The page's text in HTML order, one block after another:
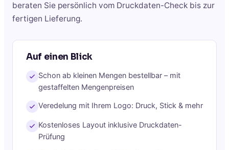
beraten Sie persönlich vom Druckdaten-Check bis zur
fertigen Lieferung.
Auf einen Blick
Schon ab kleinen Mengen bestellbar – mit
gestaffelten Mengenpreisen
Veredelung mit Ihrem Logo: Druck, Stick & mehr
Kostenloses Layout inklusive Druckdaten-
Prüfung